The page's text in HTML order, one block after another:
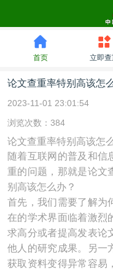
首页 立即
论文查重率特别高该怎
2023-11-01 23:01:54
浏览次数：384
论文查重率特别高该怎
随着互联网的普及和信
重的问题，那就是论文
别高该怎么办？
首先，我们需要了解为
在的学术界面临着激烈
求高分或者提高发表论
他人的研究成果。另一
获取资料变得异常容易